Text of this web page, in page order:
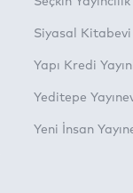
Siyasal Kitabevi
Yapı Kredi
Yeditepe
Yeni İnsan